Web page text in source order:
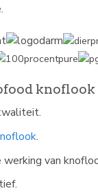
.
van